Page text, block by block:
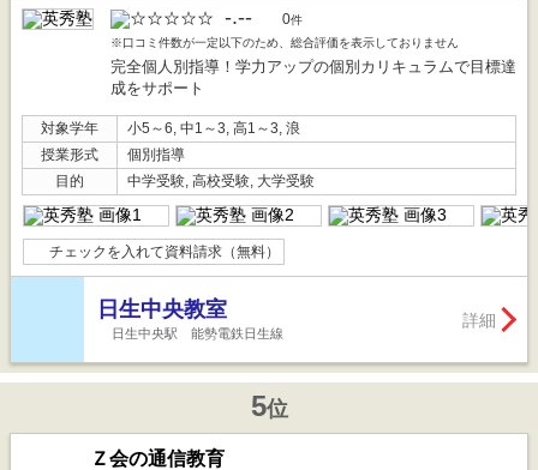
-.-- 0件
※口コミ件数が一定以下のため、総合評価を表示しておりません
完全個人別指導！学力アップの個別カリキュラムで目標達
成をサポート
対象学年
小5～6, 中1～3, 高1～3, 浪
授業形式
個別指導
目的
中学受験, 高校受験, 大学受験
チェックを入れて資料請求（無料）
日生中央教室
日生中央駅 能勢電鉄日生線
詳細
5位
Ｚ会の通信教育